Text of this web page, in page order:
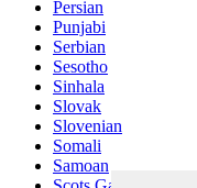
Persian
Punjabi
Serbian
Sesotho
Sinhala
Slovak
Slovenian
Somali
Samoan